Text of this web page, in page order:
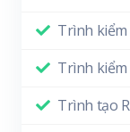
Trình kiểm
Trình
Trình tạo